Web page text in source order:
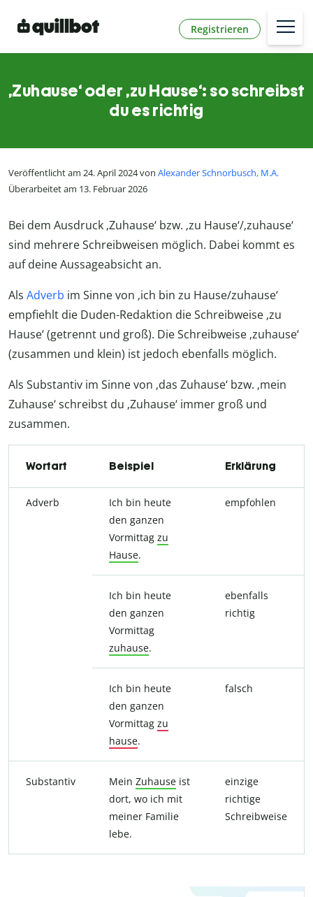
Registrieren
‚Zuhause‘ oder ‚zu Hause‘: so schreibst
du es richtig
Veröffentlicht am 24. April 2024 von Alexander Schnorbusch, M.A.
Überarbeitet am 13. Februar 2026
Bei dem Ausdruck ‚Zuhause‘ bzw. ‚zu Hause‘/‚zuhause‘
sind mehrere Schreibweisen möglich. Dabei kommt es
auf deine Aussageabsicht an.
Als Adverb im Sinne von ‚ich bin zu Hause/zuhause‘
empfiehlt die Duden-Redaktion die Schreibweise ‚zu
Hause‘ (getrennt und groß). Die Schreibweise ‚zuhause‘
(zusammen und klein) ist jedoch ebenfalls möglich.
Als Substantiv im Sinne von ‚das Zuhause‘ bzw. ‚mein
Zuhause‘ schreibst du ‚Zuhause‘ immer groß und
zusammen.
Wortart Beispiel Erklärung
Adverb
Ich bin heute
den ganzen
Vormittag zu
Hause.
empfohlen
Ich bin heute
den ganzen
Vormittag
zuhause.
ebenfalls
richtig
Ich bin heute
den ganzen
Vormittag zu
hause.
falsch
Substantiv Mein Zuhause ist
dort, wo ich mit
meiner Familie
lebe.
einzige
richtige
Schreibweise